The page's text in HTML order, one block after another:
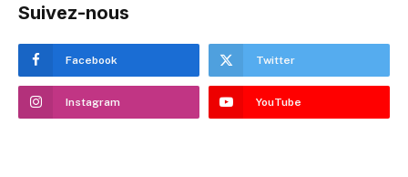
Suivez-nous
Facebook Twitter
Instagram YouTube